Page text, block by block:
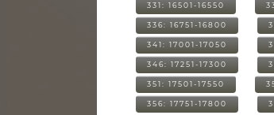
331: 16501-16550
336: 16751-16800
341: 17001-17050
346: 17251-17300
351: 17501-17550
356: 17751-17800